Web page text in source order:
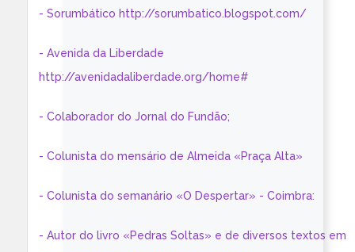
- Sorumbático http://sorumbatico.blogspot.com/
- Avenida da Liberdade
http://avenidadaliberdade.org/home#
- Colaborador do Jornal do Fundão;
- Colunista do mensário de Almeida «Praça Alta»
- Colunista do semanário «O Despertar» - Coimbra:
- Autor do livro «Pedras Soltas» e de diversos textos em